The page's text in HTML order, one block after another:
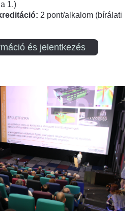
1.)
2 pont/alkalom (bírálati
és jelentkezés